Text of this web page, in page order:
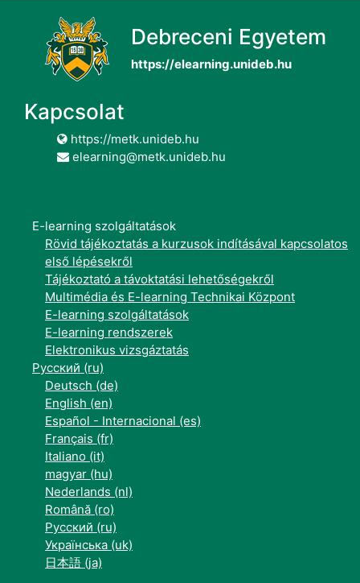
Debreceni Egyetem
https://elearning.unideb.hu
Kapcsolat
https://metk.unideb.hu
elearning@metk.unideb.hu
E-learning szolgáltatások
Rövid tájékoztatás a kurzusok indításával kapcsolatos
első lépésekről
Tájékoztató a távoktatási lehetőségekről
Multimédia és E-learning Technikai Központ
E-learning szolgáltatások
E-learning rendszerek
Elektronikus vizsgáztatás
Русский ‎(ru)‎
Deutsch ‎(de)‎
English ‎(en)‎
Español - Internacional ‎(es)‎
Français ‎(fr)‎
Italiano ‎(it)‎
magyar ‎(hu)‎
Nederlands ‎(nl)‎
Română ‎(ro)‎
Русский ‎(ru)‎
Українська ‎(uk)‎
日本語 ‎(ja)‎